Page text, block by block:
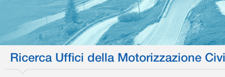
Ricerca Uffici della Motorizzazione